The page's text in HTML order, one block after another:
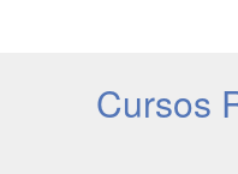
Cursos